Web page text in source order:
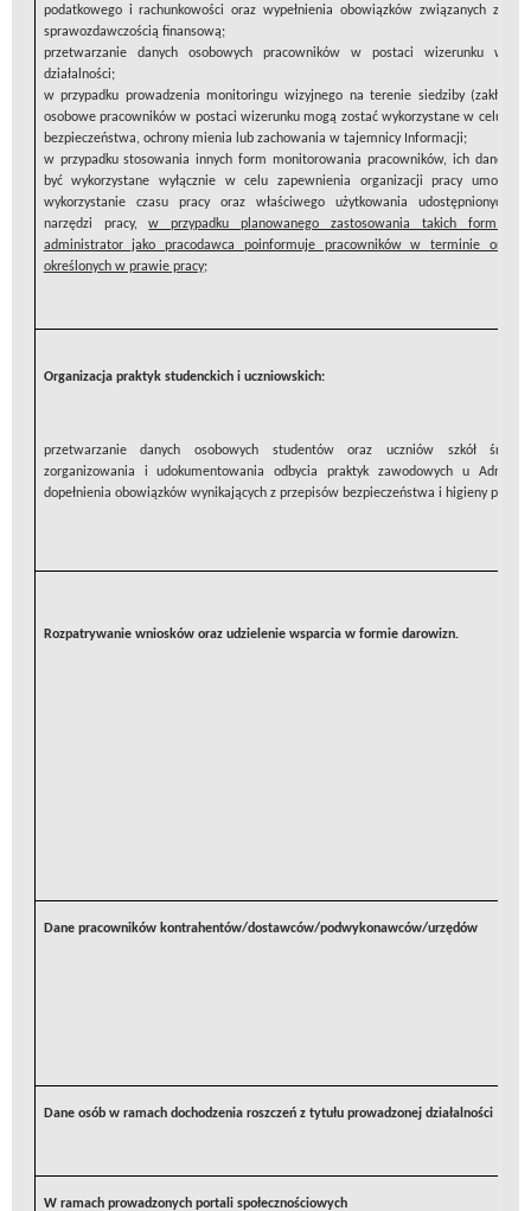
podatkowego i rachunkowości oraz wypełnienia obowiązków związanych z
sprawozdawczością finansową;
przetwarzanie danych osobowych pracowników w postaci wizerunku w
działalności;
w przypadku prowadzenia monitoringu wizyjnego na terenie siedziby (zakładu
osobowe pracowników w postaci wizerunku mogą zostać wykorzystane w celu
bezpieczeństwa, ochrony mienia lub zachowania w tajemnicy Informacji;
w przypadku stosowania innych form monitorowania pracowników, ich dane
być wykorzystane wyłącznie w celu zapewnienia organizacji pracy
wykorzystanie czasu pracy oraz właściwego użytkowania udostępnionych
narzędzi pracy,w przypadku planowanego zastosowania takich form
administrator jako pracodawca poinformuje pracowników w terminie oraz
określonych w prawie pracy;
Organizacja praktyk studenckich i uczniowskich:
przetwarzanie danych osobowych studentów oraz uczniów szkół
zorganizowania i udokumentowania odbycia praktyk zawodowych u
dopełnienia obowiązków wynikających z przepisów bezpieczeństwa i higieny pracy;
Rozpatrywanie wniosków oraz udzielenie wsparcia w formie darowizn.
Dane pracowników kontrahentów/dostawców/podwykonawców/urzędów
Dane osób w ramach dochodzenia roszczeń z tytułu prowadzonej działalności
W ramach prowadzonych portali społecznościowych